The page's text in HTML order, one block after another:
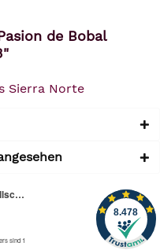
de Bobal
Sierra Norte